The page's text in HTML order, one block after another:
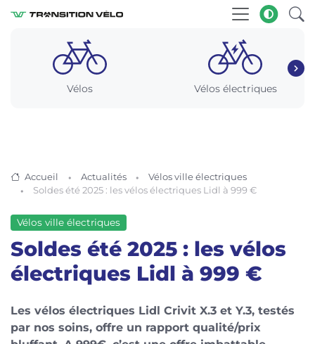
Vélos Vélos électriques
Accueil Actualités
Vélos ville électriques
Soldes été 2025 : les vélos électriques Lidl à 999 €
Vélos ville électriques
Soldes été 2025 : les vélos
électriques Lidl à 999 €
Les vélos électriques Lidl Crivit X.3 et Y.3, testés
par nos soins, offre un rapport qualité/prix